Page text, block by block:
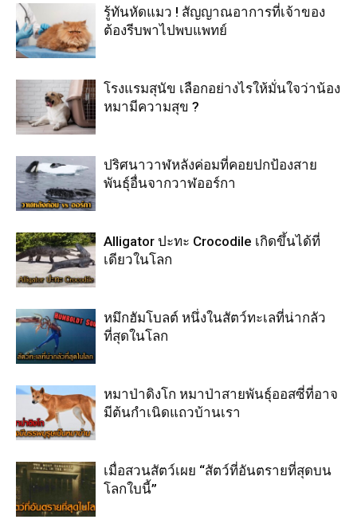
รู้ทันหัดแมว ! สัญญาณอาการที่เจ้าของ
ต้องรีบพาไปพบแพทย์
โรงแรมสุนัข เลือกอย่างไรให้มั่นใจว่าน้อง
หมามีความสุข ?
ปริศนาวาฬหลังค่อมที่คอยปกป้องสาย
พันธุ์อื่นจากวาฬออร์กา
Alligator ปะทะ Crocodile เกิดขึ้นได้ที่
เดียวในโลก
หมึกฮัมโบลต์ หนึ่งในสัตว์ทะเลที่น่ากลัว
ที่สุดในโลก
หมาป่าดิงโก หมาป่าสายพันธุ์ออสซี่ที่อาจ
มีต้นกำเนิดแถวบ้านเรา
เมื่อสวนสัตว์เผย “สัตว์ที่อันตรายที่สุดบน
โลกใบนี้”